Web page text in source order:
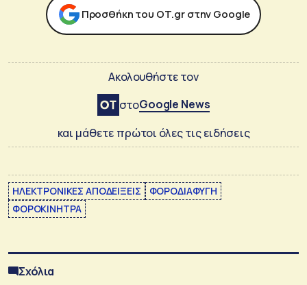
Προσθήκη του ΟΤ.gr στην Google
Ακολουθήστε τον
στοGoogle News
και μάθετε πρώτοι όλες τις ειδήσεις
ΗΛΕΚΤΡΟΝΙΚΕΣ ΑΠΟΔΕΙΞΕΙΣ
ΦΟΡΟΔΙΑΦΥΓΗ
ΦΟΡΟΚΙΝΗΤΡΑ
Σχόλια